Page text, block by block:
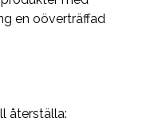
en oöverträffad
återställa: